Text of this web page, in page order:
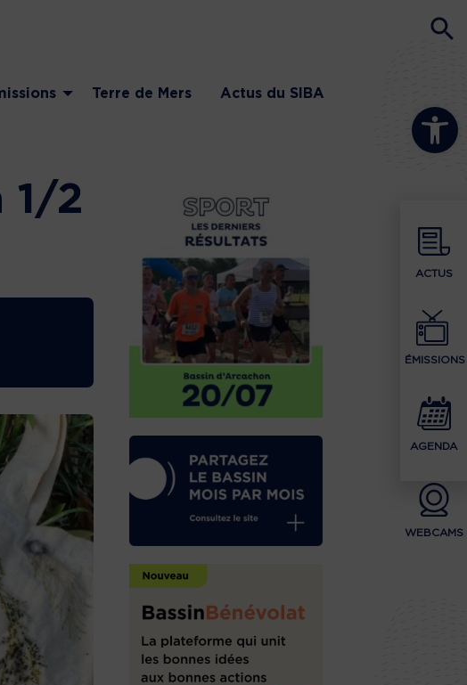
Ouvrir la
ACTUS
ÉMISSIONS
AGENDA
WEBCAMS
Terre de Mers Actus du SIBA
1/2